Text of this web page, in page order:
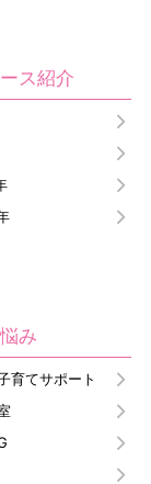
ス紹介
み
育てサポート